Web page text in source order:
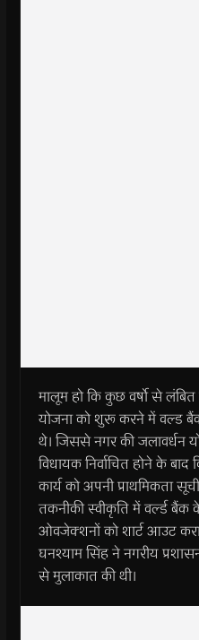
मालूम हो कि कुछ वर्षो से
योजना को शुरू करने में वल्ड
थे। जिससे नगर की जलावर्धन
विधायक निर्वाचित होने के
कार्य को अपनी प्राथमिकता
तकनीकी स्वीकृति में वर्ल्ड बैंक
ओवजेक्शनों को शार्ट आउट
घनश्याम सिंह ने नगरीय
से मुलाकात की थी।